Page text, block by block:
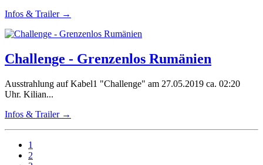
Infos & Trailer →
Challenge - Grenzenlos Rumänien
Ausstrahlung auf Kabel1 "Challenge" am 27.05.2019 ca. 02:20
Uhr. Kilian...
Infos & Trailer →
1
2